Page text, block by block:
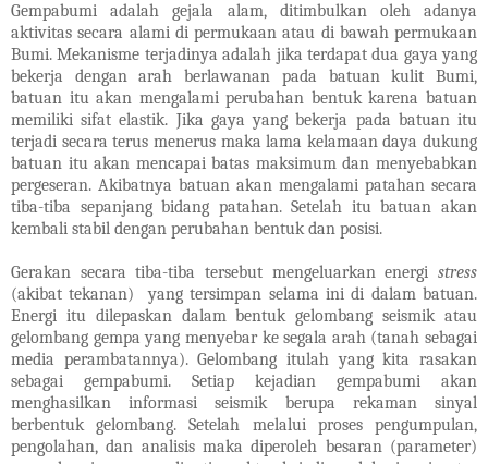
Gempabumi adalah gejala alam, ditimbulkan oleh adanya
aktivitas secara alami di permukaan atau di bawah permukaan
Bumi. Mekanisme terjadinya adalah jika terdapat dua gaya yang
bekerja dengan arah berlawanan pada batuan kulit Bumi,
batuan itu akan mengalami perubahan bentuk karena batuan
memiliki sifat elastik. Jika gaya yang bekerja pada batuan itu
terjadi secara terus menerus maka lama kelamaan daya dukung
batuan itu akan mencapai batas maksimum dan menyebabkan
pergeseran. Akibatnya batuan akan mengalami patahan secara
tiba-tiba sepanjang bidang patahan. Setelah itu batuan akan
kembali stabil dengan perubahan bentuk dan posisi.
Gerakan secara tiba-tiba tersebut mengeluarkan energi stress
(akibat tekanan)
yang tersimpan selama ini di dalam batuan.
Energi itu dilepaskan dalam bentuk gelombang seismik atau
gelombang gempa yang menyebar ke segala arah (tanah sebagai
media perambatannya). Gelombang itulah yang kita rasakan
sebagai gempabumi. Setiap kejadian gempabumi akan
menghasilkaninformasi seismik berupa rekaman sinyal
berbentuk gelombang. Setelah melalui proses pengumpulan,
pengolahan, dan analisis maka diperoleh besaran (parameter)